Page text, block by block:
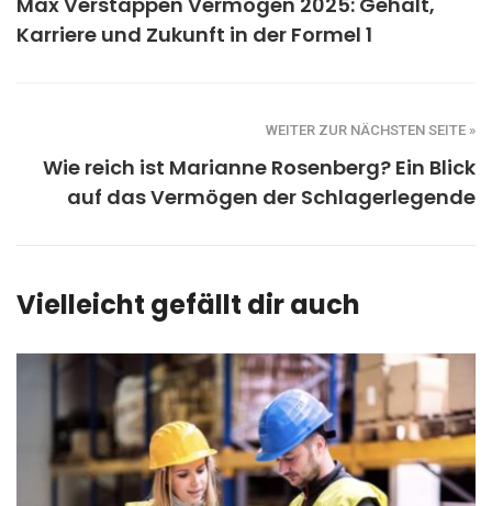
Karriere und Zukunft in der Formel 1
WEITER ZUR NÄCHSTEN SEITE »
Wie reich ist Marianne Rosenberg? Ein Blick
auf das Vermögen der Schlagerlegende
Vielleicht gefällt dir auch